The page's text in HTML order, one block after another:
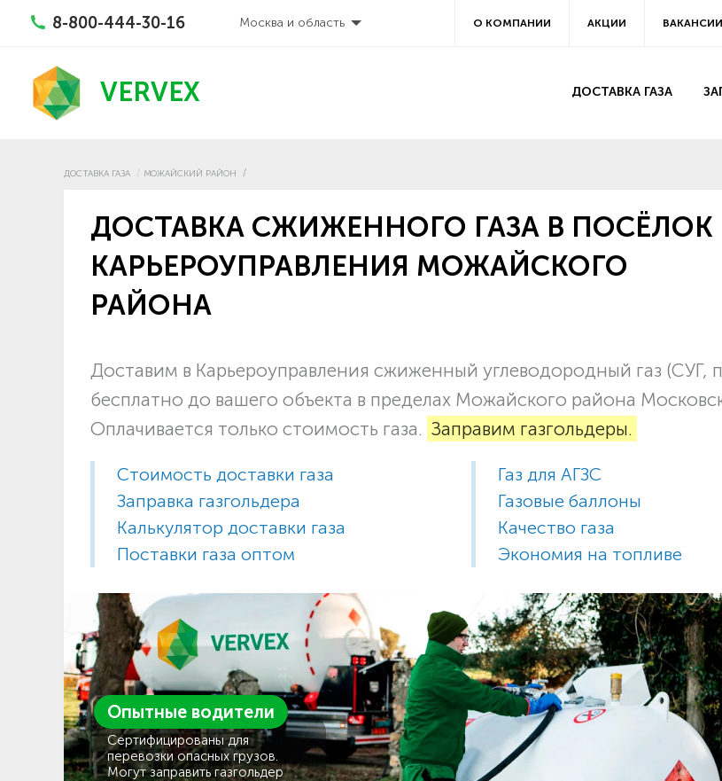
8-800-444-30-16 Москва и область О КОМПАНИИ АКЦИИ ВАКАНСИИ
VERVEX ДОСТАВКА ГАЗА
ДОСТАВКА ГАЗА МОЖАЙСКИЙ РАЙОН
ДОСТАВКА СЖИЖЕННОГО ГАЗА В ПОСЁЛОК
КАРЬЕРОУПРАВЛЕНИЯ МОЖАЙСКОГО
РАЙОНА
Доставим в Карьероуправления сжиженный углеводородный газ (СУГ,
бесплатно до вашего объекта в пределах Можайского района
Оплачивается только стоимость газа. Заправим газгольдеры.
Стоимость доставки газа
Заправка газгольдера
Калькулятор доставки газа
Поставки газа оптом
Газ для АГЗС
Газовые баллоны
Качество газа
Экономия на топливе
Опытные водители
Сертифицированы для
перевозки опасных грузов.
Могут заправить газгольдер